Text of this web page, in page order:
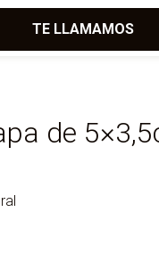
TE LLAMAMOS
de